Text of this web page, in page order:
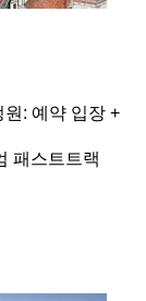
: 예약 입장 +
패스트트랙